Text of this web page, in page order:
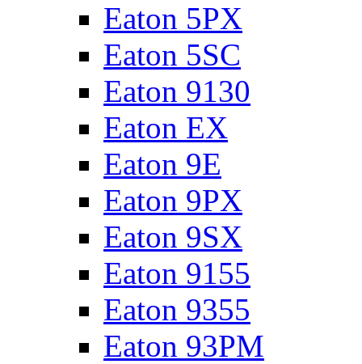
Eaton 5PX
Eaton 5SC
Eaton 9130
Eaton EX
Eaton 9E
Eaton 9PX
Eaton 9SX
Eaton 9155
Eaton 9355
Eaton 93PM